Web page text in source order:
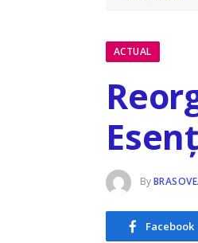
ACTUAL
By
Facebook